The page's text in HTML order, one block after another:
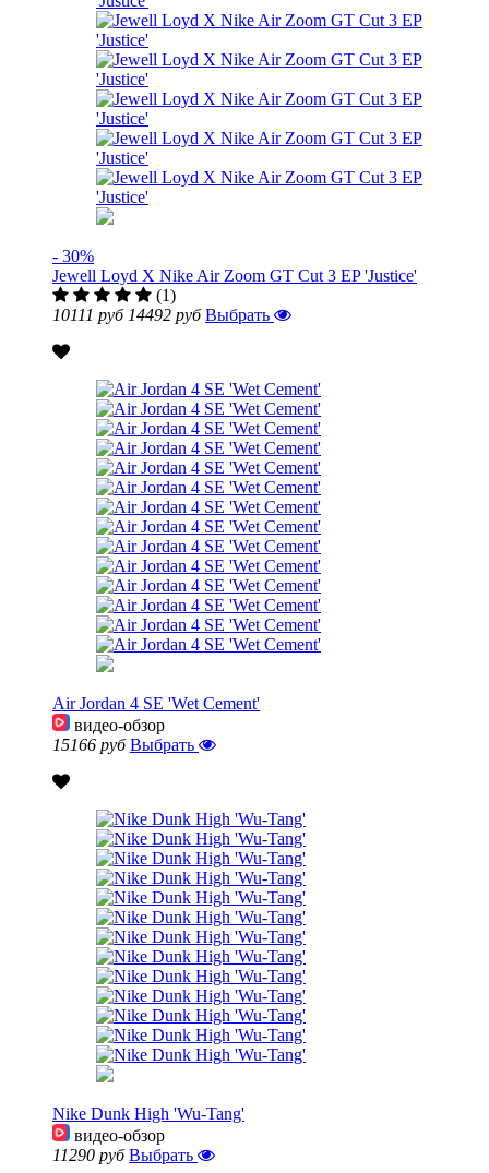
- 30%
Jewell Loyd X Nike Air Zoom GT Cut 3 EP 'Justice'
(1)
10111 руб 14492 руб Выбрать
Air Jordan 4 SE 'Wet Cement'
видео-обзор
15166 руб Выбрать
Nike Dunk High 'Wu-Tang'
видео-обзор
11290 руб Выбрать